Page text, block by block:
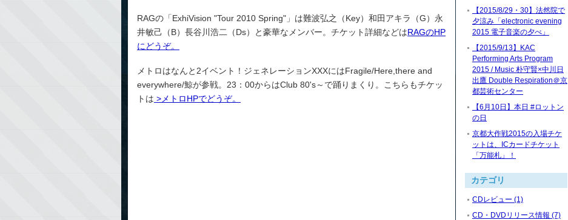
RAGの「ExhiVision "Tour 2010 Spring"」は難波弘之（Key）和田アキラ（G）永
井敏己（B）長谷川浩二（Ds）と豪華なメンバー。チケット詳細などはRAGのHP
にどうぞ。
メトロはなんと2イベント！ジェネレーションXXXにはFragile/Here,there and
everywhere/鯨が参戦。23：00からはClub 80's～で踊りまくり。こちらもチケッ
トは >メトロHPでどうぞ。
【2015/8/29・30】法然院で
夕涼み「electronic evening
2015 電子音楽の夕べ」
【2015/9/13】KAC
Performing Arts Program
2015 / Music 朴守賢×中川日
出鷹 Double Respiration＠京
都芸術センター
【6月10日】本日 #ロットン
の日
京都大作戦2015の入場チケ
ットは、ICカードチケット
「万能札」！
カテゴリ
CDレビュー (1)
CD・DVDリリース情報 (7)